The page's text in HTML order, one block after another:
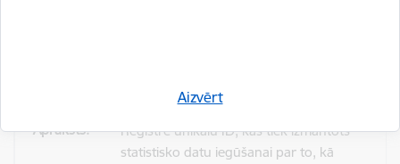
Aizvērt
pakalpojumus)
Reģistrē unikālu ID, kas tiek izmantots
statistisko datu iegūšanai par to, kā